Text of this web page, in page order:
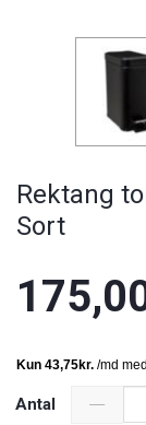
Rektang
Sort
Antal